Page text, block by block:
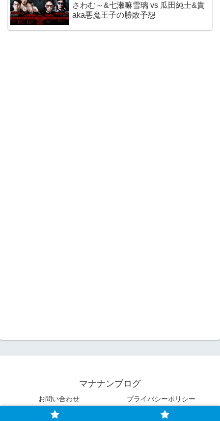
さわむ～&七瀬嘛雪璃 vs 瓜田純士&貴
aka悪魔王子の勝敗予想
マナナンブログ
お問い合わせ プライバシーポリシー